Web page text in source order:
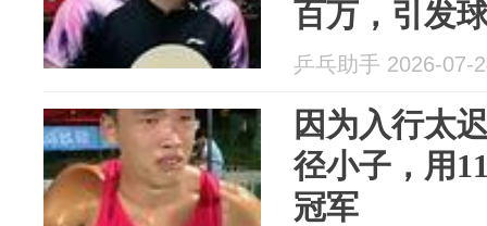
百万，引发
乒乓助手 2026-07-
因为入行太
径小子，用
冠军